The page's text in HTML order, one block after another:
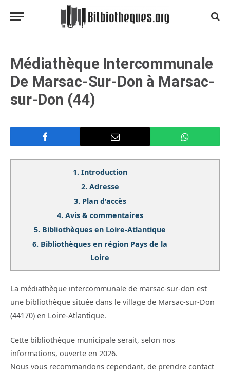
Médiathèque Intercommunale
De Marsac-Sur-Don à Marsac-
sur-Don (44)
1. Introduction
2. Adresse
3. Plan d'accès
4. Avis & commentaires
5. Bibliothèques en Loire-Atlantique
6. Bibliothèques en région Pays de la
Loire
La médiathèque intercommunale de marsac-sur-don est
une bibliothèque située dans le village de Marsac-sur-Don
(44170) en Loire-Atlantique.
Cette bibliothèque municipale serait, selon nos
informations, ouverte en 2026.
Nous vous recommandons cependant, de prendre contact